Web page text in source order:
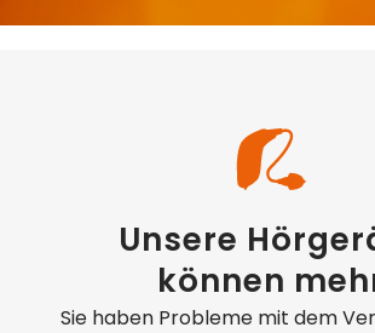
Unser Shop
Unsere
können
Sie haben Probleme mit dem